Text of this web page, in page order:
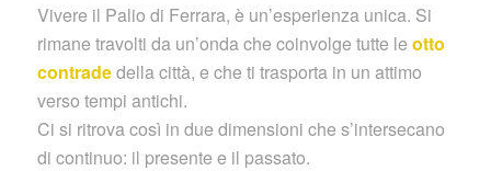
Vivere il Palio di Ferrara, è un’esperienza unica. Si
rimane travolti da un’onda che coinvolge tutte le otto
contradedella città, e che ti trasporta in un attimo
verso tempi antichi.
Ci si ritrova così in due dimensioni che s’intersecano
di continuo: il presente e il passato.